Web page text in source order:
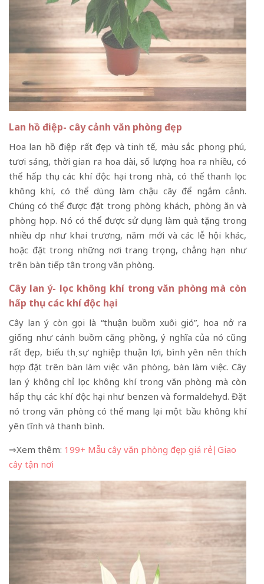
Lan hồ điệp- cây cảnh văn phòng đẹp
Hoa lan hồ điệp rất đẹp và tinh tế, màu sắc phong phú,
tươi sáng, thời gian ra hoa dài, số lượng hoa ra nhiều, có
thể hấp thụ các khí độc hại trong nhà, có thể thanh lọc
không khí, có thể dùng làm chậu cây để ngắm cảnh.
Chúng có thể được đặt trong phòng khách, phòng ăn và
phòng họp. Nó có thể được sử dụng làm quà tặng trong
nhiều dịp như khai trương, năm mới và các lễ hội khác,
hoặc đặt trong những nơi trang trọng, chẳng hạn như
trên bàn tiếp tân trong văn phòng.
Cây lan ý- lọc không khí trong văn phòng mà còn
hấp thụ các khí độc hại
Cây lan ý còn gọi là “thuận buồm xuôi gió”, hoa nở ra
giống như cánh buồm căng phồng, ý nghĩa của nó cũng
rất đẹp, biểu thị sự nghiệp thuận lợi, bình yên nên thích
hợp đặt trên bàn làm việc văn phòng, bàn làm việc. Cây
lan ý không chỉ lọc không khí trong văn phòng mà còn
hấp thụ các khí độc hại như benzen và formaldehyd. Đặt
nó trong văn phòng có thể mang lại một bầu không khí
yên tĩnh và thanh bình.
⇒Xem thêm: 199+ Mẫu cây văn phòng đẹp giá rẻ|Giao
cây tận nơi